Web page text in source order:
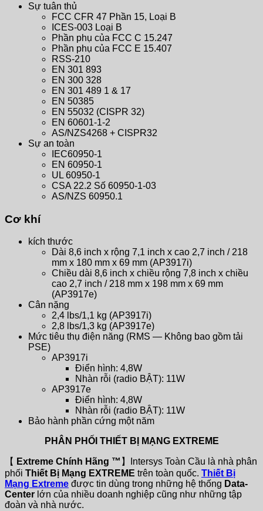
Sự tuân thủ
FCC CFR 47 Phần 15, Loại B
ICES-003 Loại B
Phần phụ của FCC C 15.247
Phần phụ của FCC E 15.407
RSS-210
EN 301 893
EN 300 328
EN 301 489 1 & 17
EN 50385
EN 55032 (CISPR 32)
EN 60601-1-2
AS/NZS4268 + CISPR32
Sự an toàn
IEC60950-1
EN 60950-1
UL 60950-1
CSA 22.2 Số 60950-1-03
AS/NZS 60950.1
Cơ khí
kích thước
Dài 8,6 inch x rộng 7,1 inch x cao 2,7 inch / 218
mm x 180 mm x 69 mm (AP3917i)
Chiều dài 8,6 inch x chiều rộng 7,8 inch x chiều
cao 2,7 inch / 218 mm x 198 mm x 69 mm
(AP3917e)
Cân nặng
2,4 lbs/1,1 kg (AP3917i)
2,8 lbs/1,3 kg (AP3917e)
Mức tiêu thụ điện năng (RMS — Không bao gồm tải
PSE)
AP3917i
Điển hình: 4,8W
Nhàn rỗi (radio BẬT): 11W
AP3917e
Điển hình: 4,8W
Nhàn rỗi (radio BẬT): 11W
Bảo hành phần cứng một năm
PHÂN PHỐI THIẾT BỊ MẠNG EXTREME
【 Extreme Chính Hãng ™ 】Intersys Toàn Cầu là nhà phân
phối Thiết Bị Mạng EXTREME trên toàn quốc. Thiết Bị
Mạng Extreme được tin dùng trong những hệ thống Data-
Center lớn của nhiều doanh nghiệp cũng như những tập
đoàn và nhà nước.